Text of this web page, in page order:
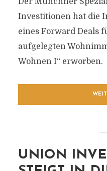
Investitionen hat die
eines Forward Deals
aufgelegten
Wohnen I“ erworben.
UNION